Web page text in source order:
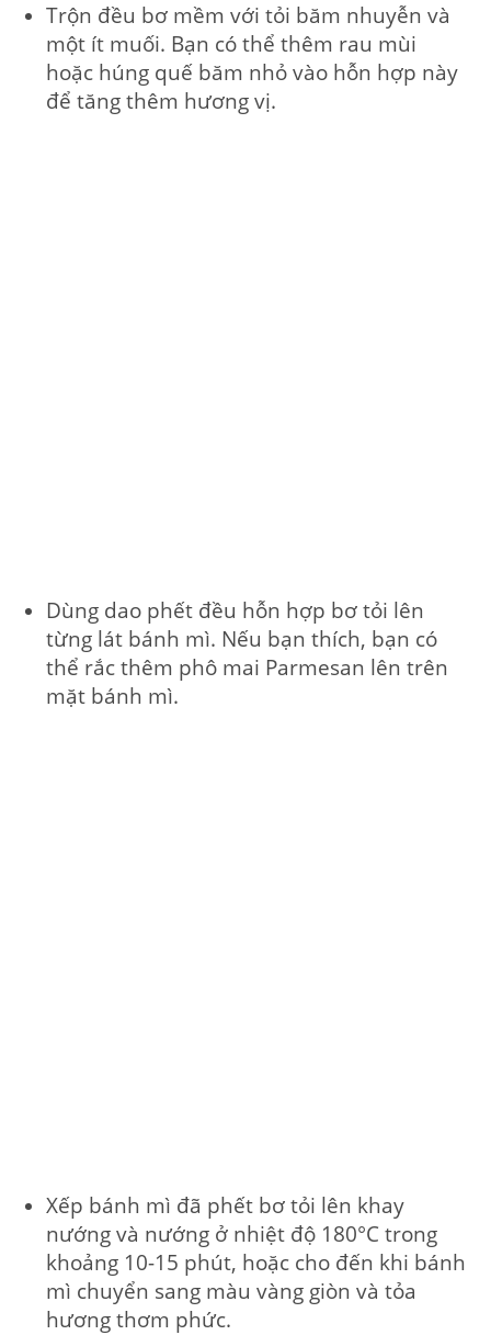
Trộn đều bơ mềm với tỏi băm nhuyễn và
một ít muối. Bạn có thể thêm rau mùi
hoặc húng quế băm nhỏ vào hỗn hợp này
để tăng thêm hương vị.
Dùng dao phết đều hỗn hợp bơ tỏi lên
từng lát bánh mì. Nếu bạn thích, bạn có
thể rắc thêm phô mai Parmesan lên trên
mặt bánh mì.
Xếp bánh mì đã phết bơ tỏi lên khay
nướng và nướng ở nhiệt độ 180°C trong
khoảng 10-15 phút, hoặc cho đến khi bánh
mì chuyển sang màu vàng giòn và tỏa
hương thơm phức.